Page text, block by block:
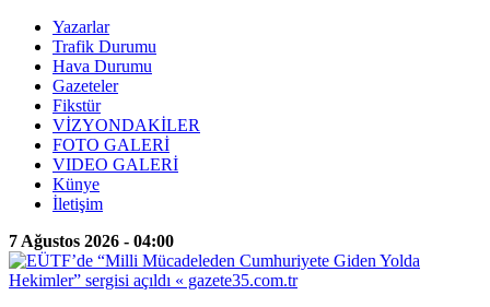
Yazarlar
Trafik Durumu
Hava Durumu
Gazeteler
Fikstür
VİZYONDAKİLER
FOTO GALERİ
VIDEO GALERİ
Künye
İletişim
7 Ağustos 2026 - 04:00